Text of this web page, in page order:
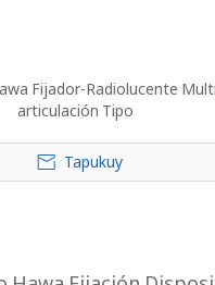
Fijador-Radiolucente
articulación Tipo
Tapukuy